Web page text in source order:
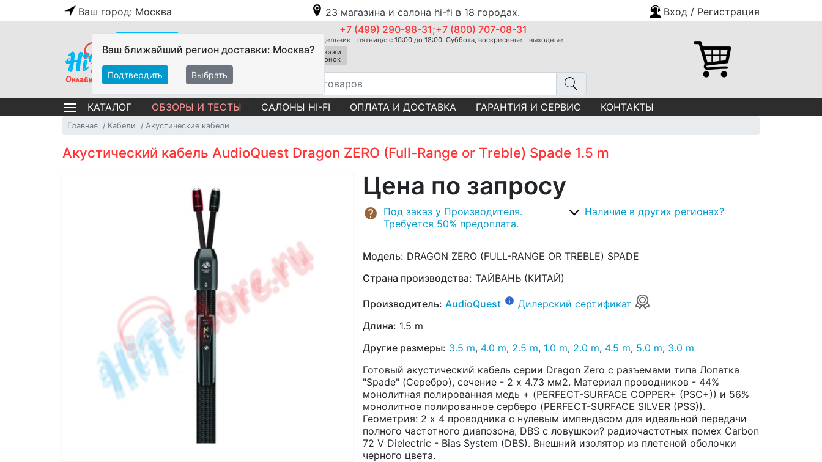
Ваш город: Москва 23 магазина и салона hi-fi в 18 городах. Вход / Регистрация
Ваш ближайший регион доставки: Москва?
Подтвердить Выбрать
+7 (499) 290-98-31;+7 (800) 707-08-31
Понедельник - пятница: с 10:00 до 18:00. Суббота, воскресенье - выходные
Закажи
звонок
КАТАЛОГ ОБЗОРЫ И ТЕСТЫ САЛОНЫ HI-FI ОПЛАТА И ДОСТАВКА ГАРАНТИЯ И СЕРВИС КОНТАКТЫ
Главная Кабели Акустические кабели
Акустический кабель AudioQuest Dragon ZERO (Full-Range or Treble) Spade 1.5 m
Цена по запросу
Под заказ у Производителя.
Требуется 50% предоплата.
Наличие в других регионах?
Модель: DRAGON ZERO (FULL-RANGE OR TREBLE) SPADE
Страна производства: ТАЙВАНЬ (КИТАЙ)
Производитель: AudioQuest
Дилерский сертификат
Длина: 1.5 m
Другие размеры: 3.5 m, 4.0 m, 2.5 m, 1.0 m, 2.0 m, 4.5 m, 5.0 m, 3.0 m
Готовый акустический кабель серии Dragon Zero с разъемами типа Лопатка
"Spade" (Серебро), сечение - 2 x 4.73 мм2. Материал проводников - 44%
монолитная полированная медь + (PERFECT-SURFACE COPPER+ (PSC+)) и 56%
монолитное полированное серберо (PERFECT-SURFACE SILVER (PSS)).
Геометрия: 2 х 4 проводника с нулевым импендасом для идеальной передачи
полного частотного диапозона, DBS с ловушкои? радиочастотных помех Carbon
72 V Dielectric - Bias System (DBS). Внешний изолятор из плетеной оболочки
черного цвета.